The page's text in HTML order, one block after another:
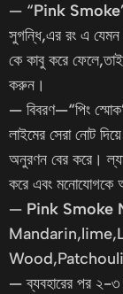
— “Pink Smoke
সুগন্ধি,এর রং এ
কে কাবু করে
করুন।
— বিবরণ—“পিং
লাইমের সেরা নোট
অনুরণন বের করে।
করে এবং মনোযোগকে
— Pink Smoke
— ব্যবহারের পর ২-৩